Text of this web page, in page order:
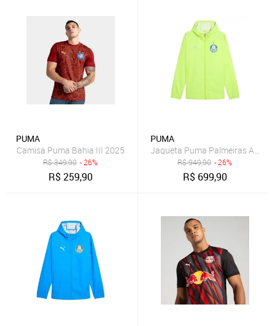
PUMA
Camisa Puma Bahia III 2025
R$349,90 - 26%
R$259,90
PUMA
Jaqueta Puma Palmeiras All-
R$949,90 - 26%
R$ 699,90